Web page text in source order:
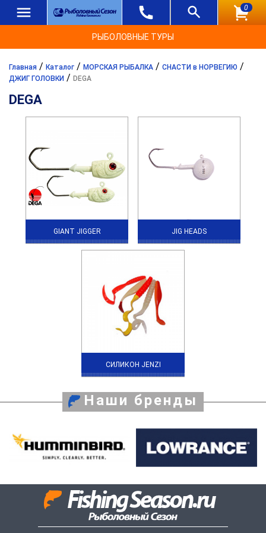
0
РЫБОЛОВНЫЕ ТУРЫ
Главная / Каталог / МОРСКАЯ РЫБАЛКА / СНАСТИ в НОРВЕГИЮ /
ДЖИГ ГОЛОВКИ / DEGA
DEGA
GIANT JIGGER JIG HEADS
СИЛИКОН JENZI
Наши бренды